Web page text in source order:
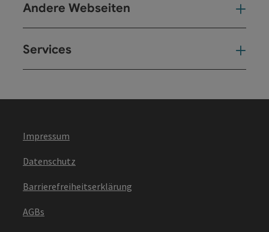
Andere Webseiten
Services
Impressum
Datenschutz
Barrierefreiheitserklärung
AGBs